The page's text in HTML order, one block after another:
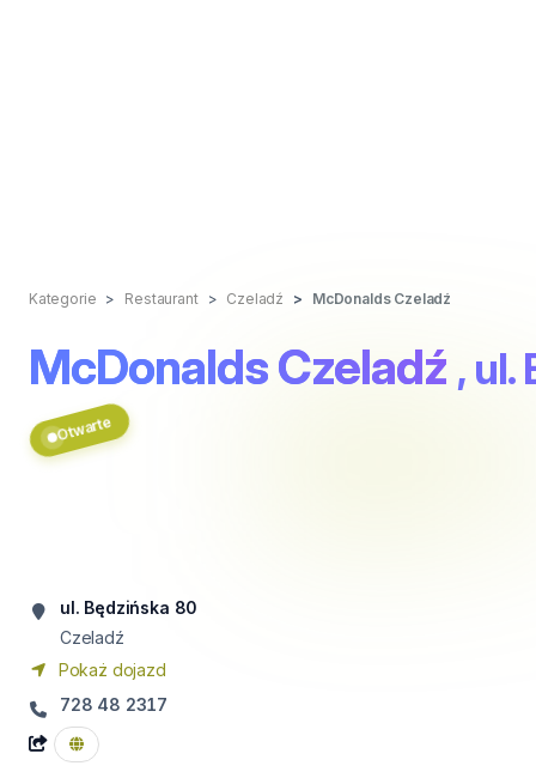
Kategorie Restaurant Czeladź McDonalds Czeladź
McDonalds Czeladź , ul.
Otwarte
ul. Będzińska 80
Czeladź
Pokaż dojazd
728 48 2317